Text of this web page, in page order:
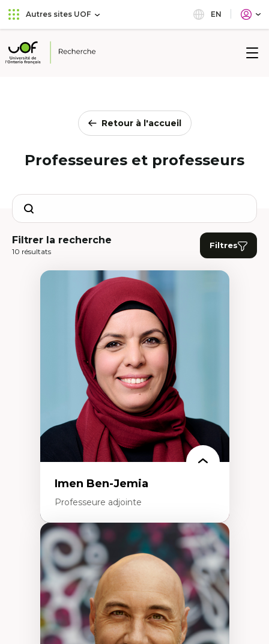
Aller
au
principal
Passer
au
Autres sites UOF EN
Université
Retour à l'accueil
Professeures et professeurs
Search
Filtrer la recherche
10 résultats
Filtres
Imen Ben-Jemia
Professeure adjointe
Expertises
Discours sur la ville et représentations
Mosquées, formes et usages au Canada
Reconnaissance et représentations des
communautés immigrantes dans l'espace
urbain
Design architectural et urbain
Patrimoine et patrimonialisation
Études postcoloniales et décolonisation des
savoirs